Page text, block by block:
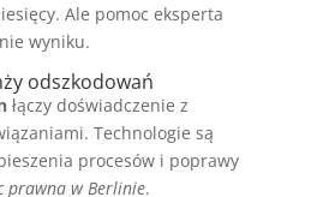
Ale pomoc eksperta
wyniku.
odszkodowań
łączy doświadczenie z
Technologie są
procesów i poprawy
prawna w Berlinie.